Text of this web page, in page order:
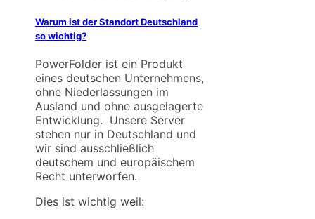
Warum ist der Standort Deutschland
so wichtig?
PowerFolder ist ein Produkt
eines deutschen Unternehmens,
ohne Niederlassungen im
Ausland und ohne ausgelagerte
Entwicklung. Unsere Server
stehen nur in Deutschland und
wir sind ausschließlich
deutschem und europäischem
Recht unterworfen.
Dies ist wichtig weil: